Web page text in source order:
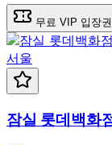
무료 VIP 입장권
서울
잠실 롯데백화